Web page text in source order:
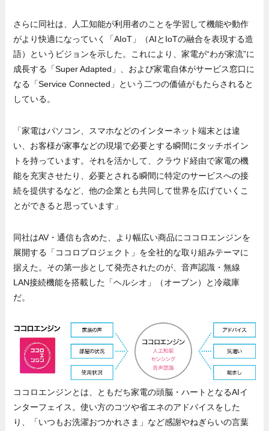
さらに同社は、人工知能が利用者のことを学習して機能や動作
がより快適になっていく「AIoT」（AIとIoTの融合を表現する造
語）というビジョンを示した。これにより、家電が“わが家流”に
成長する「Super Adapted」、および家電自体がサービス窓口に
なる「Service Connected」という二つの価値がもたらされると
している。
「家電はパソコン、スマホなどのインターネット端末とは違
い、お客様が家事などの現場で必要とする瞬間にタッチポイン
トを持っています。それを活かして、クラウド経由で家電の機
能を充実させたり、必要とされる瞬間に特定のサービスへの接
続を提供するなど、他の企業とも共同して世界を広げていくこ
とができると思っています」
同社はAV・通信も含めた、より幅広い商品にココロエンジンを
展開する「ココロプロジェクト」を全社的な取り組みテーマに
据えた。その第一歩として発売されたのが、音声認識・無線
LAN接続機能を搭載した「ヘルシオ」（オーブン）と冷蔵庫
だ。
ココロエンジンとは、ともだち家電の頭脳・ハートとなるAIイ
ンターフェイス。使い方のコツや省エネのアドバイスをした
り、「いつもお洗濯おつかれさま」など感謝やねぎらいの言葉